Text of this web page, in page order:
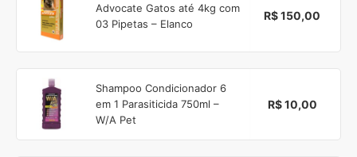
Advocate Gatos até 4kg com
03 Pipetas – Elanco
R$ 150,00
Shampoo Condicionador 6
em 1 Parasiticida 750ml –
W/A Pet
R$ 10,00